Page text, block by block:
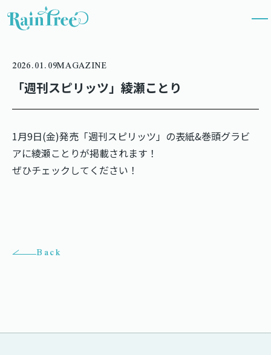
2026.01.09MAGAZINE
「週刊スピリッツ」綾瀬ことり
1月9日(金)発売「週刊スピリッツ」の表紙&巻頭グラビ
アに綾瀬ことりが掲載されます！
ぜひチェックしてください！
Back